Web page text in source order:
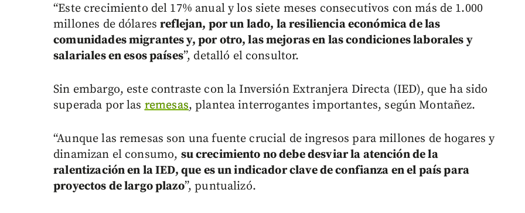
“Este crecimiento del 17% anual y los siete meses consecutivos con más de 1.000
millones de dólaresreflejan, por un lado, la resiliencia económica de las
comunidades migrantes y, por otro, las mejoras en las condiciones laborales y
salariales en esos países”, detalló el consultor.
Sin embargo, este contraste con la Inversión Extranjera Directa (IED), que ha sido
superada por las remesas, plantea interrogantes importantes, según Montañez.
“Aunque las remesas son una fuente crucial de ingresos para millones de hogares y
dinamizan el consumo, su crecimiento no debe desviar la atención de la
ralentización en la IED, que es un indicador clave de confianza en el país para
proyectos de largo plazo”, puntualizó.